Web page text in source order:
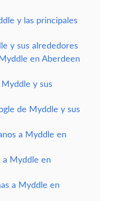
y las principales
y sus alrededores
en Aberdeen
y sus
de Myddle y sus
a Myddle en
a Myddle en
a Myddle en